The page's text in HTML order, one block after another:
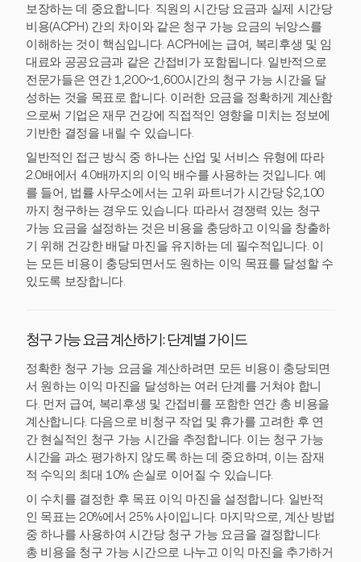
보장하는 데 중요합니다. 직원의 시간당 요금과 실제 시간당
비용(ACPH) 간의 차이와 같은 청구 가능 요금의 뉘앙스를
이해하는 것이 핵심입니다. ACPH에는 급여, 복리후생 및 임
대료와 공공요금과 같은 간접비가 포함됩니다. 일반적으로
전문가들은 연간 1,200~1,600시간의 청구 가능 시간을 달
성하는 것을 목표로 합니다. 이러한 요금을 정확하게 계산함
으로써 기업은 재무 건강에 직접적인 영향을 미치는 정보에
기반한 결정을 내릴 수 있습니다.
일반적인 접근 방식 중 하나는 산업 및 서비스 유형에 따라
2.0배에서 4.0배까지의 이익 배수를 사용하는 것입니다. 예
를 들어, 법률 사무소에서는 고위 파트너가 시간당 $2,100
까지 청구하는 경우도 있습니다. 따라서 경쟁력 있는 청구
가능 요금을 설정하는 것은 비용을 충당하고 이익을 창출하
기 위해 건강한 배달 마진을 유지하는 데 필수적입니다. 이
는 모든 비용이 충당되면서도 원하는 이익 목표를 달성할 수
있도록 보장합니다.
청구 가능 요금 계산하기: 단계별 가이드
정확한 청구 가능 요금을 계산하려면 모든 비용이 충당되면
서 원하는 이익 마진을 달성하는 여러 단계를 거쳐야 합니
다. 먼저 급여, 복리후생 및 간접비를 포함한 연간 총 비용을
계산합니다. 다음으로 비청구 작업 및 휴가를 고려한 후 연
간 현실적인 청구 가능 시간을 추정합니다. 이는 청구 가능
시간을 과소 평가하지 않도록 하는 데 중요하며, 이는 잠재
적 수익의 최대 10% 손실로 이어질 수 있습니다.
이 수치를 결정한 후 목표 이익 마진을 설정합니다. 일반적
인 목표는 20%에서 25% 사이입니다. 마지막으로, 계산 방법
중 하나를 사용하여 시간당 청구 가능 요금을 결정합니다:
총 비용을 청구 가능 시간으로 나누고 이익 마진을 추가하거